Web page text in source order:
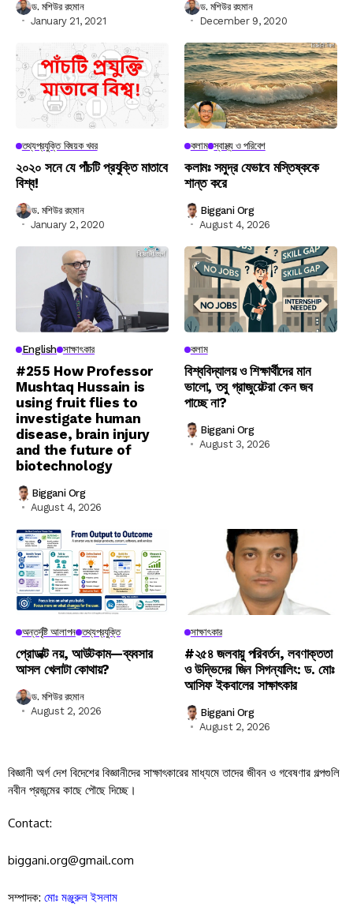
ড. মশিউর রহমান
January 21, 2021
ড. মশিউর রহমান
December 9, 2020
তথ্যপ্রযুক্তি বিষয়ক খবর
২০২০ সনে যে পাঁচটি প্রযুক্তি মাতাবে
বিশ্ব!
ড. মশিউর রহমান
January 2, 2020
কলাম স্বাস্থ্য ও পরিবেশ
কলামঃ সমুদ্র যেভাবে মস্তিষ্ককে
শান্ত করে
Biggani Org
August 4, 2026
English সাক্ষাৎকার
#255 How Professor
Mushtaq Hussain is
using fruit flies to
investigate human
disease, brain injury
and the future of
biotechnology
Biggani Org
August 4, 2026
কলাম
বিশ্ববিদ্যালয় ও শিক্ষার্থীদের মান
ভালো, তবু গ্রাজুয়েটরা কেন জব
পাচ্ছে না?
Biggani Org
August 3, 2026
অন্তর্দৃষ্টি আলাপন তথ্যপ্রযুক্তি
প্রোডাক্ট নয়, আউটকাম—ব্যবসার
আসল খেলাটা কোথায়?
ড. মশিউর রহমান
August 2, 2026
সাক্ষাৎকার
#২৫৪ জলবায়ু পরিবর্তন, লবণাক্ততা
ও উদ্ভিদের জিন সিগন্যালিং: ড. মোঃ
আসিফ ইকবালের সাক্ষাৎকার
Biggani Org
August 2, 2026
বিজ্ঞানী অর্গ দেশ বিদেশের বিজ্ঞানীদের সাক্ষাৎকারের মাধ্যমে তাদের জীবন ও গবেষণার গল্পগুলি
নবীন প্রজন্মের কাছে পৌছে দিচ্ছে।
Contact:
biggani.org@gmail.com
সম্পাদক: মোঃ মঞ্জুরুল ইসলাম